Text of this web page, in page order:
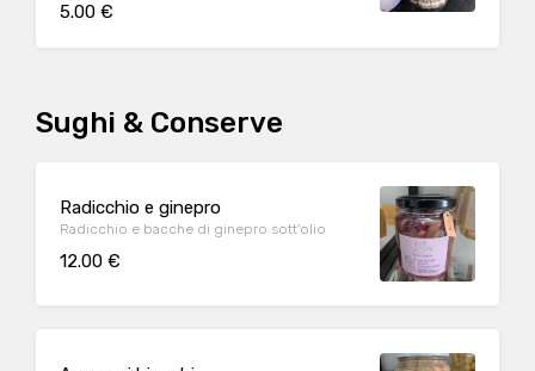
5.00 €
Sughi & Conserve
Radicchio e ginepro
Radicchio e bacche di ginepro sott'olio
12.00 €